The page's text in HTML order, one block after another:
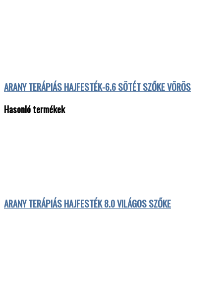
ARANY TERÁPIÁS HAJFESTÉK-6.6 SÖTÉT SZŐKE VÖRÖS
Hasonló termékek
ARANY TERÁPIÁS HAJFESTÉK 8.0 VILÁGOS SZŐKE